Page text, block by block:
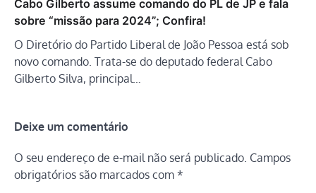
Cabo Gilberto assume comando do PL de JP e fala
sobre “missão para 2024”; Confira!
O Diretório do Partido Liberal de João Pessoa está sob
novo comando. Trata-se do deputado federal Cabo
Gilberto Silva, principal…
Deixe um comentário
O seu endereço de e-mail não será publicado. Campos
obrigatórios são marcados com *